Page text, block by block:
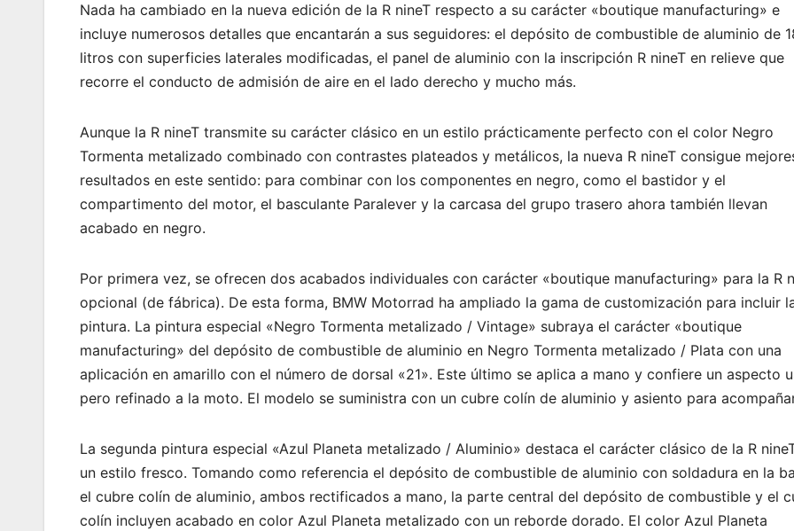
Nada ha cambiado en la nueva edición de la R nineT respecto a su carácter «boutique manufacturing» e
incluye numerosos detalles que encantarán a sus seguidores: el depósito de combustible de aluminio de
litros con superficies laterales modificadas, el panel de aluminio con la inscripción R nineT en relieve que
recorre el conducto de admisión de aire en el lado derecho y mucho más.
Aunque la R nineT transmite su carácter clásico en un estilo prácticamente perfecto con el color Negro
Tormenta metalizado combinado con contrastes plateados y metálicos, la nueva R nineT consigue
resultados en este sentido: para combinar con los componentes en negro, como el bastidor y el
compartimento del motor, el basculante Paralever y la carcasa del grupo trasero ahora también llevan
acabado en negro.
Por primera vez, se ofrecen dos acabados individuales con carácter «boutique manufacturing» para la R
opcional (de fábrica). De esta forma, BMW Motorrad ha ampliado la gama de customización para incluir
pintura. La pintura especial «Negro Tormenta metalizado / Vintage» subraya el carácter «boutique
manufacturing» del depósito de combustible de aluminio en Negro Tormenta metalizado / Plata con una
aplicación en amarillo con el número de dorsal «21». Este último se aplica a mano y confiere un aspecto
pero refinado a la moto. El modelo se suministra con un cubre colín de aluminio y asiento para
La segunda pintura especial «Azul Planeta metalizado / Aluminio» destaca el carácter clásico de la R
un estilo fresco. Tomando como referencia el depósito de combustible de aluminio con soldadura en la
el cubre colín de aluminio, ambos rectificados a mano, la parte central del depósito de combustible y el
colín incluyen acabado en color Azul Planeta metalizado con un reborde dorado. El color Azul Planeta